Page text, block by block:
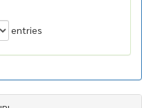
entries